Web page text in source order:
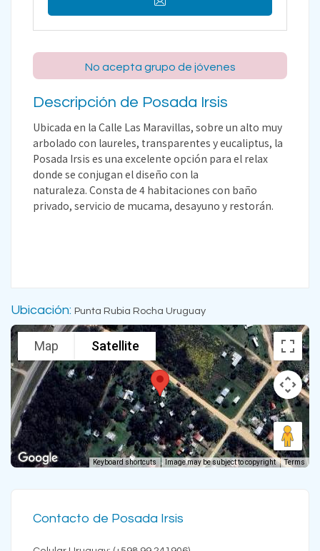
No acepta grupo de jóvenes
Descripción de Posada Irsis
Ubicada en la Calle Las Maravillas, sobre un alto muy
arbolado con laureles, transparentes y eucaliptus, la
Posada Irsis es una excelente opción para el relax
donde se conjugan el diseño con la
naturaleza. Consta de 4 habitaciones con baño
privado, servicio de mucama, desayuno y restorán.
Ubicación: Punta Rubia Rocha Uruguay
Map Satellite
Keyboard shortcuts Image may be subject to copyright Terms
Contacto de Posada Irsis